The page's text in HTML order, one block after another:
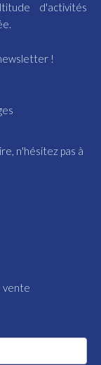
d'activités
!
n'hésitez pas à
vente